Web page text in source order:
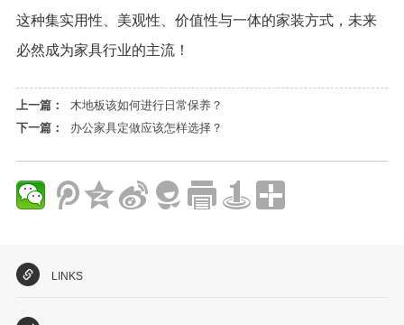
这种集实用性、美观性、价值性与一体的家装方式，未来
必然成为家具行业的主流！
上一篇：
木地板该如何进行日常保养？
下一篇：
办公家具定做应该怎样选择？
LINKS